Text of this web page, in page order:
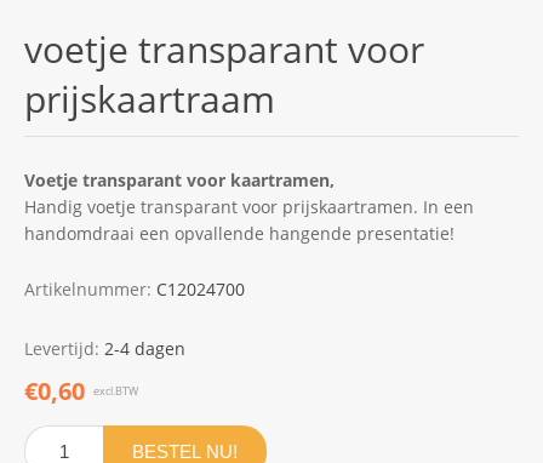
voetje transparant voor
prijskaartraam
Voetje transparant voor kaartramen,
Handig voetje transparant voor prijskaartramen. In een
handomdraai een opvallende hangende presentatie!
Artikelnummer: C12024700
Levertijd: 2-4 dagen
€0,60 excl.BTW
BESTEL NU!